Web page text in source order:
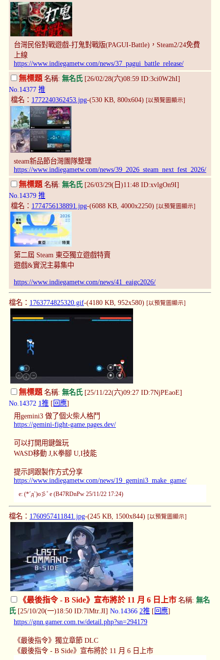
台灣民俗對戰遊戲-打鬼對戰版(PAGUI-Battle)，Steam2/24免費
上線
https://www.indiegametw.com/news/37_pagui_battle_release/
無標題名稱: 無名氏[26/02/28(六)08:59 ID:3ci0W2hI]
No.14377 推
檔名： 1772240362453.jpg-(530 KB, 800x604) [以預覽圖顯示]
steam新品節台灣團隊整理
https://www.indiegametw.com/news/39_2026_steam_next_fest_2026/
無標題 名稱: 無名氏[26/03/29(日)11:48 ID:xvlgOn9I]
No.14379 推
檔名： 1774756138891.jpg-(6088 KB, 4000x2250) [以預覽圖顯示]
第二屆 Steam 東亞獨立遊戲特賣
遊戲&實況主募集中
https://www.indiegametw.com/news/41_eaigc2026/
檔名： 1763774825320.gif-(4180 KB, 952x580) [以預覽圖顯示]
無標題名稱: 無名氏[25/11/22(六)09:27 ID:7NjPEaoE]
No.14372 1推 [ 回應]
用gemini3 做了個火柴人格鬥
https://gemini-fight-game.pages.dev/
可以打開用鍵盤玩
WASD移動 J,K拳腳 U,I技能
提示詞跟製作方式分享
https://www.indiegametw.com/news/19_gemini3_make_game/
e: (*´д`)o彡ﾟe (B47RDnPw 25/11/22 17:24)
檔名： 1760957411841.jpg-(245 KB, 1500x844) [以預覽圖顯示]
《最後指令 - B Side》宣布將於 11 月 6 日上市 名稱: 無名
氏[25/10/20(一)18:50 ID:7lMtr.JI] No.14366 2推 [ 回應]
https://gnn.gamer.com.tw/detail.php?sn=294179
《最後指令》獨立章節 DLC
《最後指令 - B Side》宣布將於 11 月 6 日上市